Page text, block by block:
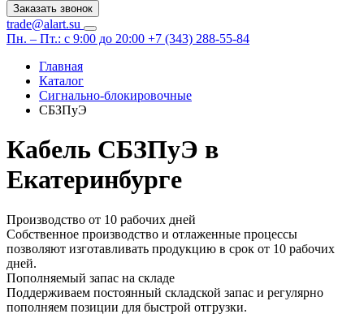
Заказать звонок
trade@alart.su
Пн. – Пт.: с 9:00 до 20:00 +7 (343) 288-55-84
Главная
Каталог
Сигнально-блокировочные
СБЗПуЭ
Кабель СБЗПуЭ в
Екатеринбурге
Производство от 10 рабочих дней
Собственное производство и отлаженные процессы
позволяют изготавливать продукцию в срок от 10 рабочих
дней.
Пополняемый запас на складе
Поддерживаем постоянный складской запас и регулярно
пополняем позиции для быстрой отгрузки.